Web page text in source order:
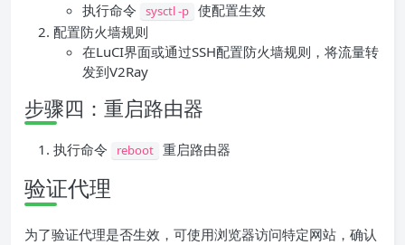
执行命令 sysctl -p 使配置生效
配置防火墙规则
在LuCI界面或通过SSH配置防火墙规则，将流量转
发到V2Ray
步骤四：重启路由器
执行命令 reboot 重启路由器
验证代理
为了验证代理是否生效，可使用浏览器访问特定网站，确认